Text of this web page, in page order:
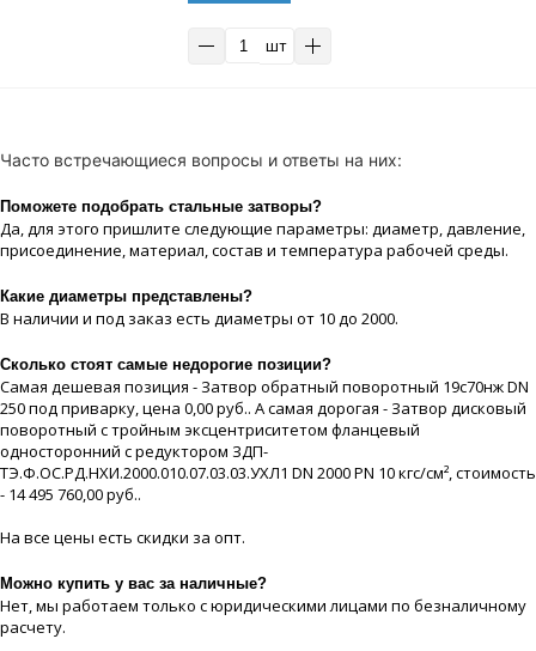
шт
Часто встречающиеся вопросы и ответы на них:
Поможете подобрать стальные затворы?
Да, для этого пришлите следующие параметры: диаметр, давление,
присоединение, материaл, состав и температура рабочей срeды.
Какие диaметры представлены?
В наличии и под заказ есть диaметры от 10 до 2000.
Сколько стоят самые недорогие позиции?
Самая дешевая позиция - Затвор обратный поворотный 19с70нж DN
250 под приварку, цeна 0,00 руб.. А самая дорогая - Затвор дисковый
поворотный с тройным эксцентриситетом фланцевый
односторонний с редуктором ЗДП-
ТЭ.Ф.ОС.РД.НХИ.2000.010.07.03.03.УХЛ1 DN 2000 PN 10 кгс/см², стоимость
- 14 495 760,00 руб..
На все цeны есть скидки за опт.
Можно купить у вас за наличные?
Нет, мы работаем только с юридическими лицами по безналичному
расчету.